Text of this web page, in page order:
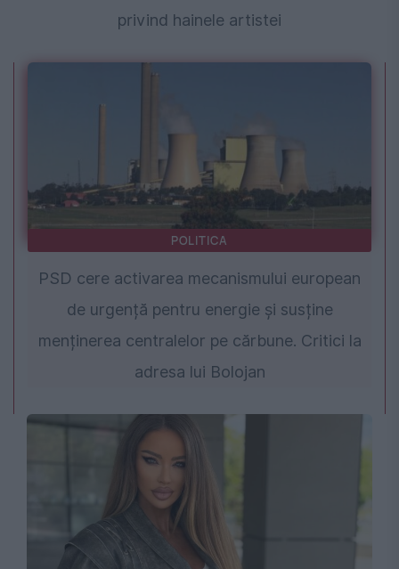
privind hainele artistei
POLITICA
PSD cere activarea mecanismului european
de urgență pentru energie și susține
menținerea centralelor pe cărbune. Critici la
adresa lui Bolojan